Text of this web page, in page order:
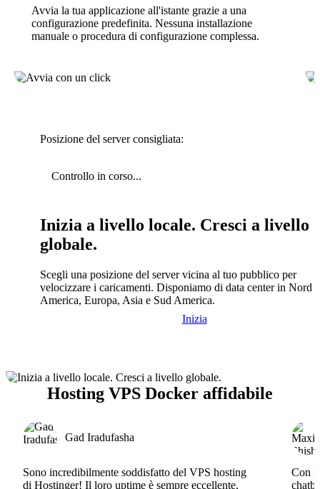
Avvia la tua applicazione all'istante grazie a una
configurazione predefinita. Nessuna installazione
manuale o procedura di configurazione complessa.
Posizione del server consigliata:
Controllo in corso...
Inizia a livello locale. Cresci a livello
globale.
Scegli una posizione del server vicina al tuo pubblico per
velocizzare i caricamenti. Disponiamo di data center in Nord
America, Europa, Asia e Sud America.
Inizia
Hosting VPS Docker affidabile
Gad Iradufasha
Sono incredibilmente soddisfatto del VPS hosting
di Hostinger! Il loro uptime è sempre eccellente,
Con